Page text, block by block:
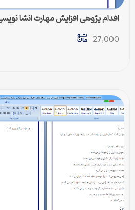
اقدام پژوهی افزایش مهارت انشا
27,000